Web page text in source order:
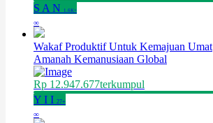
S A N 1.6K+
∞
Wakaf Produktif Untuk Kemajuan Umat
Amanah Kemanusiaan Global
Rp 12.947.677terkumpul
Y I I 27+
∞